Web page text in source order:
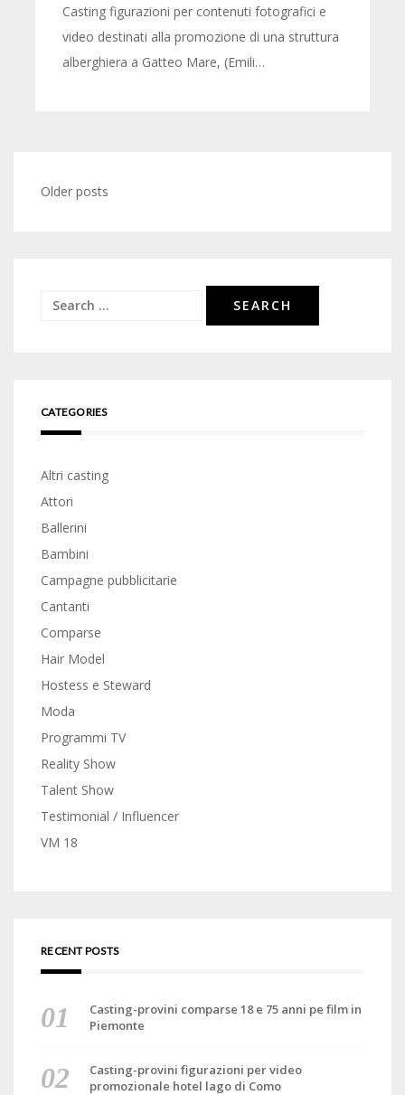
Casting figurazioni per contenuti fotografici e
video destinati alla promozione di una struttura
alberghiera a Gatteo Mare, (Emili…
Posts
Older posts
Search
CATEGORIES
Altri casting
Attori
Ballerini
Bambini
Campagne pubblicitarie
Cantanti
Comparse
Hair Model
Hostess e Steward
Moda
Programmi TV
Reality Show
Talent Show
Testimonial / Influencer
VM 18
RECENT POSTS
Casting-provini comparse 18 e 75 anni pe film in
Piemonte
Casting-provini figurazioni per video
promozionale hotel lago di Como